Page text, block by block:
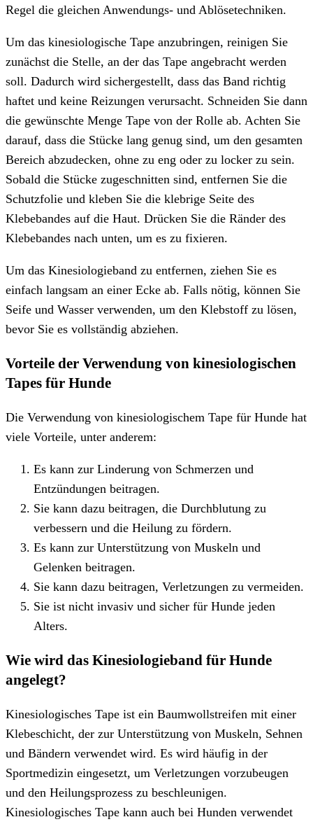
Regel die gleichen Anwendungs- und Ablösetechniken.
Um das kinesiologische Tape anzubringen, reinigen Sie
zunächst die Stelle, an der das Tape angebracht werden
soll. Dadurch wird sichergestellt, dass das Band richtig
haftet und keine Reizungen verursacht. Schneiden Sie dann
die gewünschte Menge Tape von der Rolle ab. Achten Sie
darauf, dass die Stücke lang genug sind, um den gesamten
Bereich abzudecken, ohne zu eng oder zu locker zu sein.
Sobald die Stücke zugeschnitten sind, entfernen Sie die
Schutzfolie und kleben Sie die klebrige Seite des
Klebebandes auf die Haut. Drücken Sie die Ränder des
Klebebandes nach unten, um es zu fixieren.
Um das Kinesiologieband zu entfernen, ziehen Sie es
einfach langsam an einer Ecke ab. Falls nötig, können Sie
Seife und Wasser verwenden, um den Klebstoff zu lösen,
bevor Sie es vollständig abziehen.
Vorteile der Verwendung von kinesiologischen
Tapes für Hunde
Die Verwendung von kinesiologischem Tape für Hunde hat
viele Vorteile, unter anderem:
Es kann zur Linderung von Schmerzen und
Entzündungen beitragen.
Sie kann dazu beitragen, die Durchblutung zu
verbessern und die Heilung zu fördern.
Es kann zur Unterstützung von Muskeln und
Gelenken beitragen.
Sie kann dazu beitragen, Verletzungen zu vermeiden.
Sie ist nicht invasiv und sicher für Hunde jeden
Alters.
Wie wird das Kinesiologieband für Hunde
angelegt?
Kinesiologisches Tape ist ein Baumwollstreifen mit einer
Klebeschicht, der zur Unterstützung von Muskeln, Sehnen
und Bändern verwendet wird. Es wird häufig in der
Sportmedizin eingesetzt, um Verletzungen vorzubeugen
und den Heilungsprozess zu beschleunigen.
Kinesiologisches Tape kann auch bei Hunden verwendet